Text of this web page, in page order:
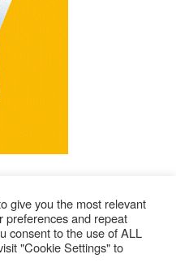
Où Trouver Poly ?
Poly
give you the most relevant
preferences and repeat
consent to the use of ALL
"Cookie Settings" to